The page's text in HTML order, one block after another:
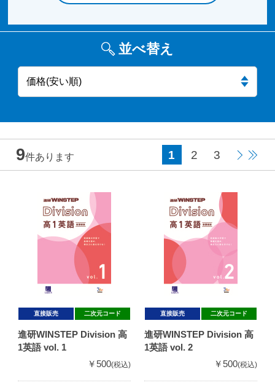
並べ替え
9件あります 1 2 3
直接販売 二次元コード
進研WINSTEP Division 高
1英語 vol. 1
￥500(税込)
直接販売 二次元コード
進研WINSTEP Division 高
1英語 vol. 2
￥500(税込)